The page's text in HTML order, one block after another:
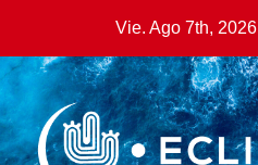
contenido
Vie. Ago 7th, 2026